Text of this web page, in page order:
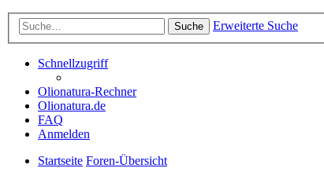
Suche Erweiterte Suche
Schnellzugriff
Olionatura-Rechner
Olionatura.de
FAQ
Anmelden
Startseite Foren-Übersicht